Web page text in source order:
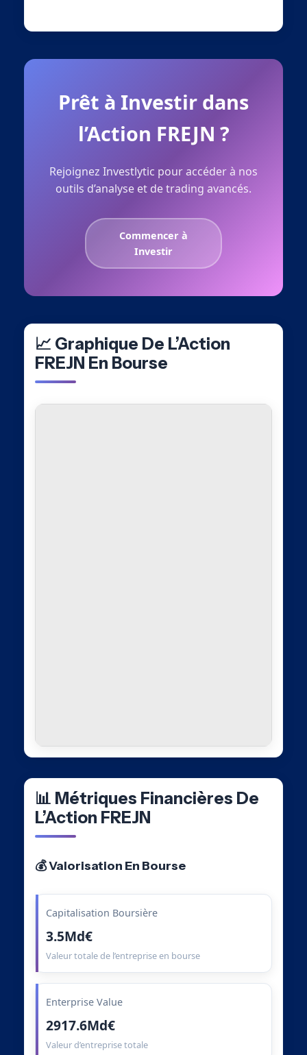
Prêt à Investir dans
l’Action FREJN ?
Rejoignez Investlytic pour accéder à nos
outils d’analyse et de trading avancés.
Commencer à
Investir
📈 Graphique De L’Action
FREJN En Bourse
📊 Métriques Financières De
L’Action FREJN
💰 Valorisation En Bourse
Capitalisation Boursière
3.5Md€
Valeur totale de l’entreprise en bourse
Enterprise Value
2917.6Md€
Valeur d’entreprise totale